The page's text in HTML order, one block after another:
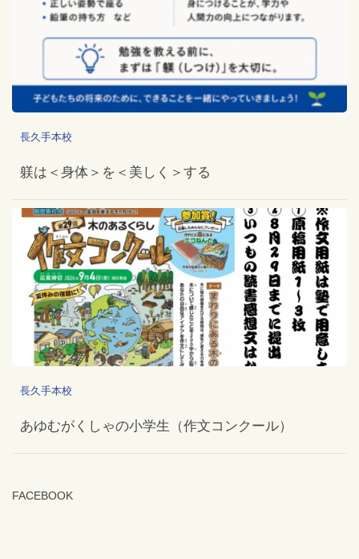
長久手本校
躾は＜身体＞を＜美しく＞する
長久手本校
あゆむがくしゃの小学生（作文コンクール）
FACEBOOK